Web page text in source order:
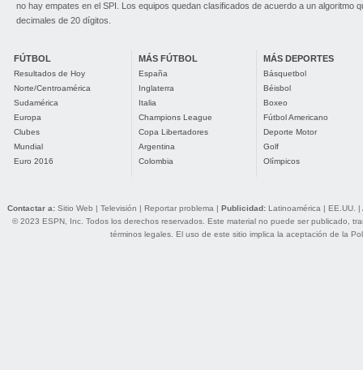
no hay empates en el SPI. Los equipos quedan clasificados de acuerdo a un algoritmo
decimales de 20 dígitos.
FÚTBOL
Resultados de Hoy
Norte/Centroamérica
Sudamérica
Europa
Clubes
Mundial
Euro 2016
MÁS FÚTBOL
España
Inglaterra
Italia
Champions League
Copa Libertadores
Argentina
Colombia
MÁS DEPORTES
Básquetbol
Béisbol
Boxeo
Fútbol Americano
Deporte Motor
Golf
Olímpicos
Contactar a: Sitio Web | Televisión | Reportar problema | Publicidad: Latinoamérica | EE.UU. |
© 2023 ESPN, Inc. Todos los derechos reservados. Este material no puede ser publicado,
términos legales. El uso de este sitio implica la aceptación de la